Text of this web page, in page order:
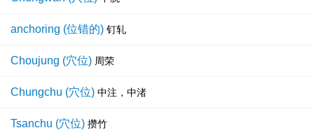
anchoring (位错的) 钉轧
Choujung (穴位) 周荣
Chungchu (穴位) 中注，中渚
Tsanchu (穴位) 攒竹